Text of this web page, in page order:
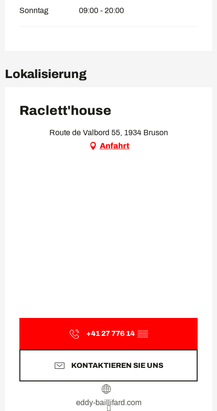
Sonntag 09:00 - 20:00
Lokalisierung
Raclett'house
Route de Valbord 55, 1934 Bruson
Anfahrt
+41 27 776 14 ▒▒
KONTAKTIEREN SIE UNS
eddy-baillifard.com